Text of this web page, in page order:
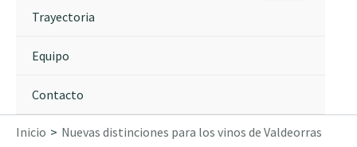
Trayectoria
Equipo
Contacto
Inicio Nuevas distinciones para los vinos de Valdeorras